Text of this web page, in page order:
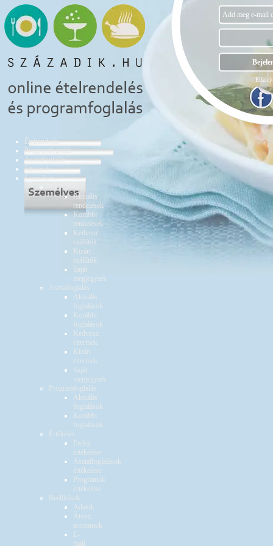
Ételrendelés
Programfoglalás
Asztalfoglalás
Éttermek
Személyes
Ételrendelés
Aktuális
rendelések
Korábbi
rendelések
Kedvenc
szállítók
Kizárt
szállítók
Saját
megjegyzés
Asztalfoglalás
Aktuális
foglalások
Korábbi
foglalások
Kedvenc
éttermek
Kizárt
éttermek
Saját
megjegyzés
Programfoglalás
Aktuális
foglalások
Korábbi
foglalások
Értékelés
Ételek
értékelése
Asztalfoglalások
értékelése
Programok
értékelése
Beállítások
Adatok
Átvett
accountok
E-
mail